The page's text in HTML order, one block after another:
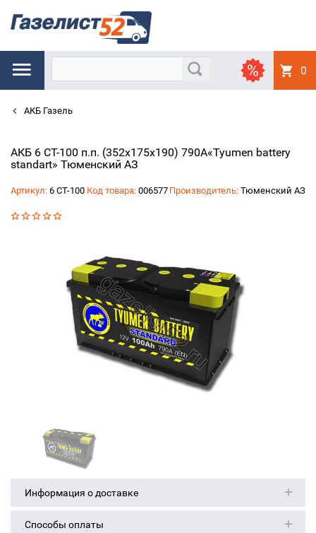
0
АКБ Газель
АКБ 6 СТ-100 п.п. (352x175x190) 790A«Tyumen battery
standart» Тюменский АЗ
Артикул: 6 СТ-100 Код товара: 006577 Производитель: Тюменский АЗ
Информация о доставке
Способы оплаты